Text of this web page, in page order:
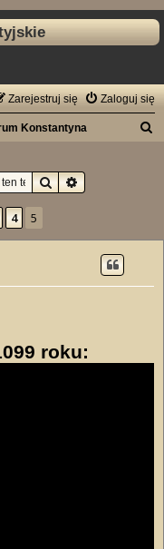
Zaloguj się
Zarejestruj się
Konstantyna
Szukaj
4 5
roku: